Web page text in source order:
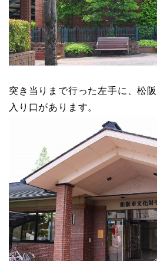
突き当りまで行った左手に、松
入り口があります。